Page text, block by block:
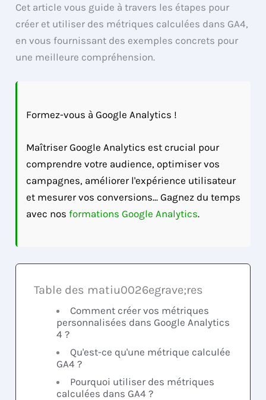
Cet article vous guide à travers les étapes pour
créer et utiliser des métriques calculées dans GA4,
en vous fournissant des exemples concrets pour
une meilleure compréhension.
Formez-vous à Google Analytics !
Maîtriser Google Analytics est crucial pour
comprendre votre audience, optimiser vos
campagnes, améliorer l'expérience utilisateur
et mesurer vos conversions... Gagnez du temps
avec nosformations Google Analytics.
Table des matiu0026egrave;res
Comment créer vos métriques
personnalisées dans Google Analytics
4 ?
Qu'est-ce qu'une métrique calculée
GA4 ?
Pourquoi utiliser des métriques
calculées dans GA4 ?